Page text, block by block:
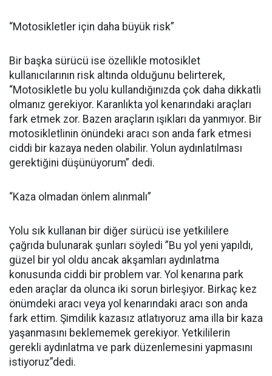
“Motosikletler için daha büyük risk”
Bir başka sürücü ise özellikle motosiklet
kullanıcılarının risk altında olduğunu belirterek,
“Motosikletle bu yolu kullandığınızda çok daha dikkatli
olmanız gerekiyor. Karanlıkta yol kenarındaki araçları
fark etmek zor. Bazen araçların ışıkları da yanmıyor. Bir
motosikletlinin önündeki aracı son anda fark etmesi
ciddi bir kazaya neden olabilir. Yolun aydınlatılması
gerektiğini düşünüyorum” dedi.
“Kaza olmadan önlem alınmalı”
Yolu sık kullanan bir diğer sürücü ise yetkililere
çağrıda bulunarak şunları söyledi ”Bu yol yeni yapıldı,
güzel bir yol oldu ancak akşamları aydınlatma
konusunda ciddi bir problem var. Yol kenarına park
eden araçlar da olunca iki sorun birleşiyor. Birkaç kez
önümdeki aracı veya yol kenarındaki aracı son anda
fark ettim. Şimdilik kazasız atlatıyoruz ama illa bir kaza
yaşanmasını beklememek gerekiyor. Yetkililerin
gerekli aydınlatma ve park düzenlemesini yapmasını
istiyoruz”dedi.